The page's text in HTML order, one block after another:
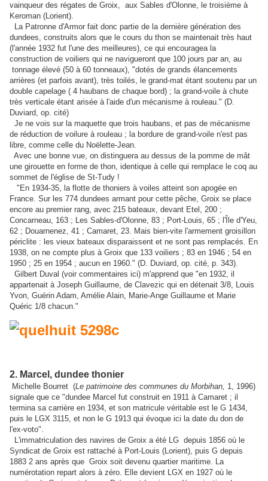
vainqueur des régates de Groix, aux Sables d'Olonne, le troisième à
Keroman (Lorient).
La Patronne d'Armor fait donc partie de la dernière génération des
dundees, construits alors que le cours du thon se maintenait très haut
(l'année 1932 fut l'une des meilleures), ce qui encouragea la
construction de voiliers qui ne navigueront que 100 jours par an, au
tonnage élevé (50 à 60 tonneaux), "dotés de grands élancements
arrières (et parfois avant), très toilés, le grand-mat étant soutenu par un
double capelage ( 4 haubans de chaque bord) ; la grand-voile à chute
très verticale étant arisée à l'aide d'un mécanisme à rouleau." (D.
Duviard, op. cité)
Je ne vois sur la maquette que trois haubans, et pas de mécanisme
de réduction de voilure à rouleau ; la bordure de grand-voile n'est pas
libre, comme celle du Noëlette-Jean.
Avec une bonne vue, on distinguera au dessus de la pomme de mât
une girouette en forme de thon, identique à celle qui remplace le coq au
sommet de l'église de St-Tudy !
"En 1934-35, la flotte de thoniers à voiles atteint son apogée en
France. Sur les 774 dundees armant pour cette pêche, Groix se place
encore au premier rang, avec 215 bateaux, devant Etel, 200 ;
Concarneau, 163 ; Les Sables-d'Olonne, 83 ; Port-Louis, 65 ; l'Île d'Yeu,
62 ; Douarnenez, 41 ; Camaret, 23. Mais bien-vite l'armement groisillon
périclite : les vieux bateaux disparaissent et ne sont pas remplacés. En
1938, on ne compte plus à Groix que 133 voiliers ; 83 en 1946 ; 54 en
1950 ; 25 en 1954 ; aucun en 1960." (D. Duviard, op. cité, p. 343).
Gilbert Duval (voir commentaires ici) m'apprend que "en 1932, il
appartenait à Joseph Guillaume, de Clavezic qui en détenait 3/8, Louis
Yvon, Guérin Adam, Amélie Alain, Marie-Ange Guillaume et Marie
Quéric 1/8 chacun."
2. Marcel, dundee thonier
Michelle Bourret (Le patrimoine des communes du Morbihan, 1, 1996)
signale que ce "dundee Marcel fut construit en 1911 à Camaret ; il
termina sa carrière en 1934, et son matricule véritable est le G 1434,
puis le LGX 3115, et non le G 1913 qui évoque ici la date du don de
l'ex-voto".
L'immatriculation des navires de Groix a été LG depuis 1856 où le
Syndicat de Groix est rattaché à Port-Louis (Lorient), puis G depuis
1883 2 ans après que Groix soit devenu quartier maritime. La
numérotation repart alors à zéro. Elle devient LGX en 1927 où le